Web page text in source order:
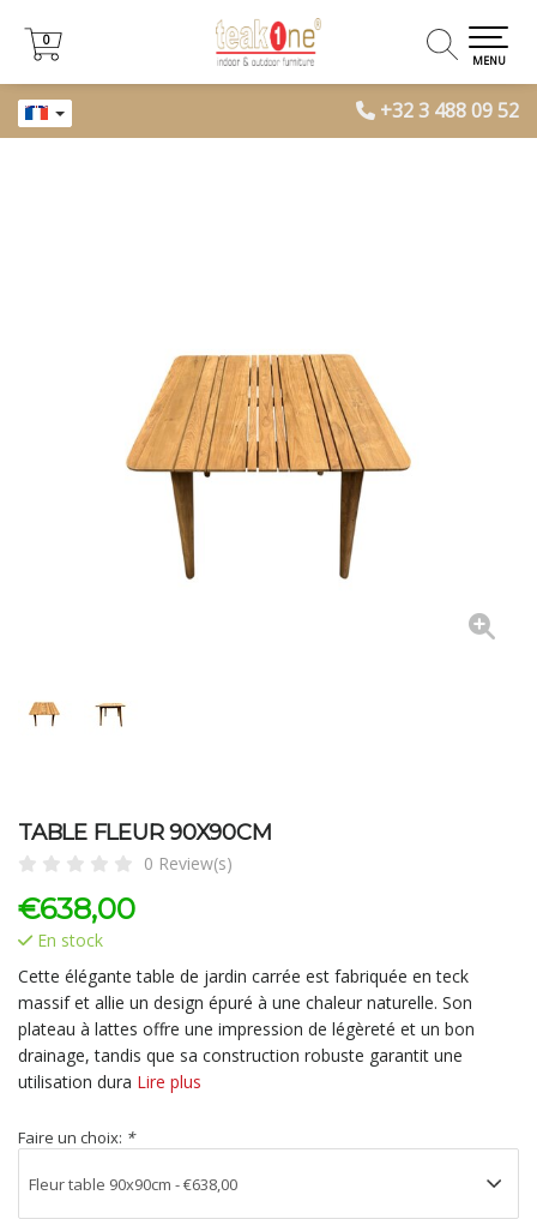
+32 3 488 09 52
0
0
MENU
TABLE FLEUR 90X90CM
0 Review(s)
€638,00
En stock
Cette élégante table de jardin carrée est fabriquée en teck
massif et allie un design épuré à une chaleur naturelle. Son
plateau à lattes offre une impression de légèreté et un bon
drainage, tandis que sa construction robuste garantit une
utilisation dura Lire plus
Faire un choix: *